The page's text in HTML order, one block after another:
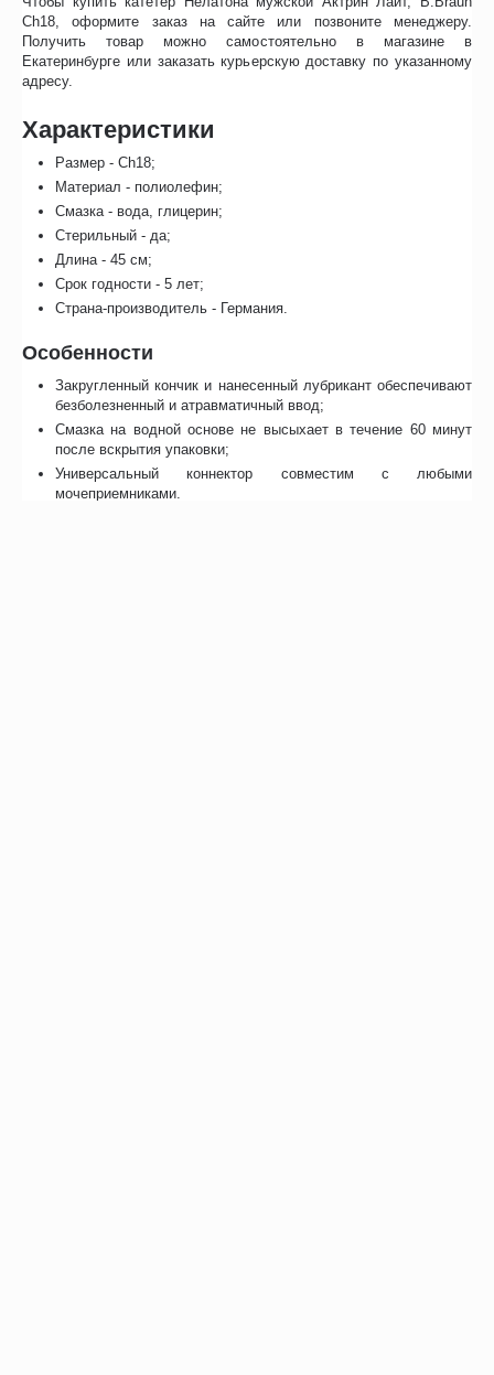
Ch18, оформите заказ на сайте или позвоните менеджеру.
Получить товар можно самостоятельно в магазине в
Екатеринбурге или заказать курьерскую доставку по указанному
адресу.
Характеристики
Размер - Ch18;
Материал - полиолефин;
Смазка - вода, глицерин;
Стерильный - да;
Длина - 45 см;
Срок годности - 5 лет;
Страна-производитель - Германия.
Особенности
Закругленный кончик и нанесенный лубрикант обеспечивают
безболезненный и атравматичный ввод;
Смазка на водной основе не высыхает в течение 60 минут
после вскрытия упаковки;
Универсальный коннектор совместим с любыми
мочеприемниками.